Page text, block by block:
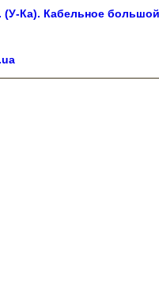
Ка). Кабельное большой